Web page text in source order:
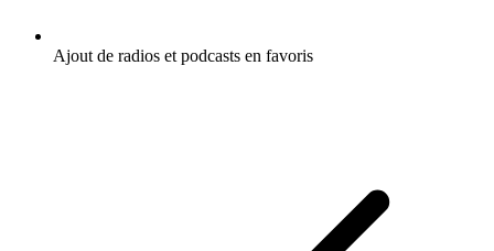
Ajout de radios et podcasts en favoris